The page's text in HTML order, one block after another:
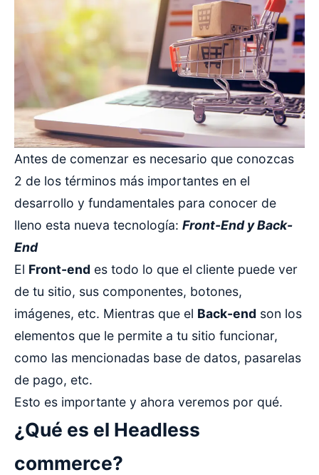
Antes de comenzar es necesario que conozcas
2 de los términos más importantes en el
desarrollo y fundamentales para conocer de
lleno esta nueva tecnología: Front-End y Back-
End
El Front-end es todo lo que el cliente puede ver
de tu sitio, sus componentes, botones,
imágenes, etc. Mientras que el Back-end son los
elementos que le permite a tu sitio funcionar,
como las mencionadas base de datos, pasarelas
de pago, etc.
Esto es importante y ahora veremos por qué.
¿Qué es el Headless
commerce?